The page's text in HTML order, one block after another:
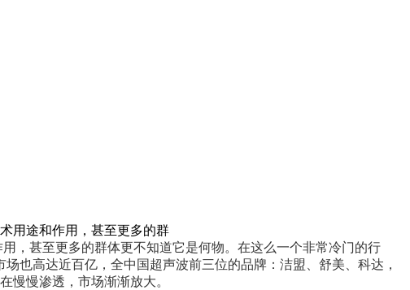
用途和作用，甚至更多的群
，甚至更多的群体更不知道它是何物。在这么一个非常冷门的行
也高达近百亿，全中国超声波前三位的品牌：洁盟、舒美、科达，
慢慢渗透，市场渐渐放大。